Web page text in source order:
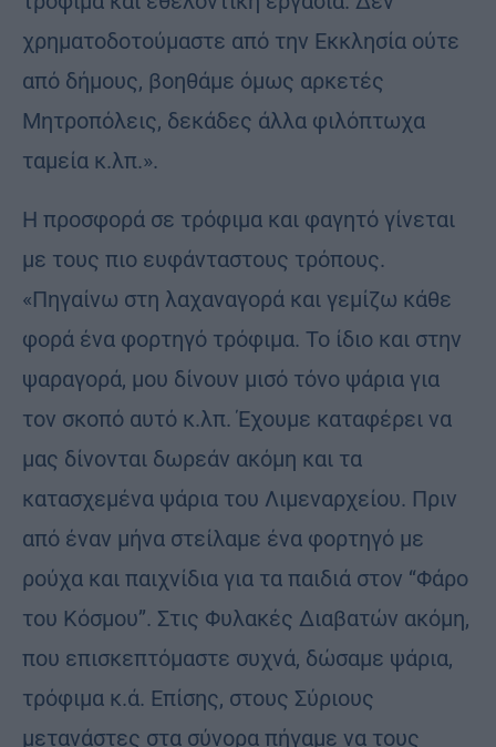
χρηματοδοτούμαστε από την Εκκλησία ούτε
από δήμους, βοηθάμε όμως αρκετές
Μητροπόλεις, δεκάδες άλλα φιλόπτωχα
ταμεία κ.λπ.».
H προσφορά σε τρόφιμα και φαγητό γίνεται
με τους πιο ευφάνταστους τρόπους.
«Πηγαίνω στη λαχαναγορά και γεμίζω κάθε
φορά ένα φορτηγό τρόφιμα. Το ίδιο και στην
ψαραγορά, μου δίνουν μισό τόνο ψάρια για
τον σκοπό αυτό κ.λπ. Έχουμε καταφέρει να
μας δίνονται δωρεάν ακόμη και τα
κατασχεμένα ψάρια του Λιμεναρχείου. Πριν
από έναν μήνα στείλαμε ένα φορτηγό με
ρούχα και παιχνίδια για τα παιδιά στον ‘‘Φάρο
του Κόσμου’’. Στις Φυλακές Διαβατών ακόμη,
που επισκεπτόμαστε συχνά, δώσαμε ψάρια,
τρόφιμα κ.ά. Επίσης, στους Σύριους
μετανάστες στα σύνορα πήγαμε να τους